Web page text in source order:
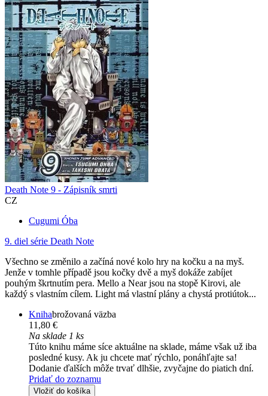
Death Note 9 - Zápisník smrti
CZ
Cugumi Óba
9. diel série Death Note
Všechno se změnilo a začíná nové kolo hry na kočku a na myš.
Jenže v tomhle případě jsou kočky dvě a myš dokáže zabíjet
pouhým škrtnutím pera. Mello a Near jsou na stopě Kirovi, ale
každý s vlastním cílem. Light má vlastní plány a chystá protiútok...
Knihabrožovaná väzba
11,80 €
Na sklade 1 ks
Túto knihu máme síce aktuálne na sklade, máme však už iba
posledné kusy. Ak ju chcete mať rýchlo, ponáhľajte sa!
Dodanie ďalších môže trvať dlhšie, zvyčajne do piatich dní.
Pridať do zoznamu
Vložiť do košíka